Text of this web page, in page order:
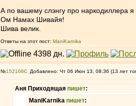
А по вашему слэнгу про наркодиллера
Ом Намах Шивайя!
Шива велик.
Ответы на этот пост: ManiKarnika
№152168 Добавлено: Чт 06 Июн 13, 08:36 (13 лет
Аня Приходящая пишет:
ManiKarnika пишет: